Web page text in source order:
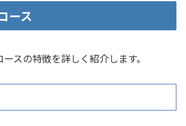
ース
スの特徴を詳しく紹介します。